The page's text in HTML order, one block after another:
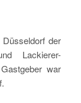
der
Lackierer-
war